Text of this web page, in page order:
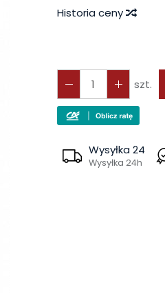
Historia ceny
szt.
Wysyłka 24
Wysyłka 24h